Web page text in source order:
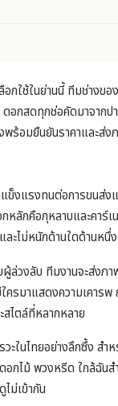
กใช้ในย่านนี้ ทีมช่า
อกสดทุกช่อคัดมาจา
ร้อมยืนยันราคาและส่
งแรงทนต่อการขนส่
กคือกุหลาบและคาร์
ะไม่หนักด้านใดด้านหนึ่ง
วงลับ ทีมงานจะส่ง
มาแสดงความเคาร
สไตล์ที่หลากหลาย
วะในไทยอย่างลึกซึ้ง
อกไม้ พวงหรีด ใกล้ฉันส
ม่เข้ากัน